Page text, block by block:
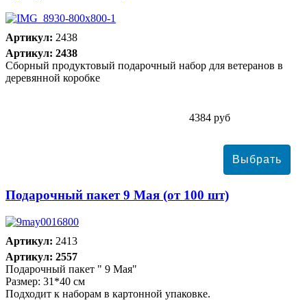
Артикул: 2438
Артикул: 2438
Сборный продуктовый подарочный набор для ветеранов в
деревянной коробке
4384 руб
Подарочный пакет 9 Мая (от 100 шт)
Артикул: 2413
Артикул: 2557
Подарочный пакет " 9 Мая"
Размер: 31*40 см
Подходит к наборам в картонной упаковке.